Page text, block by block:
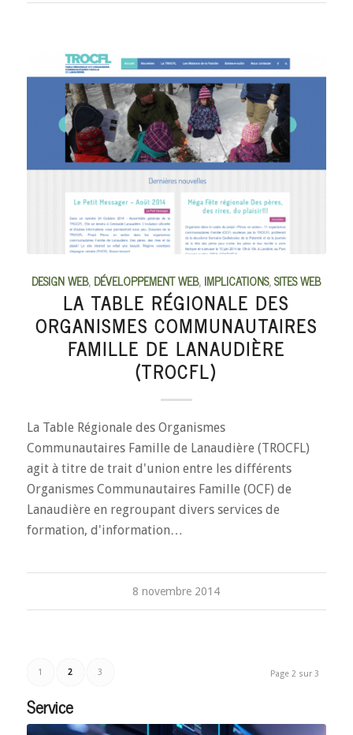
DESIGN WEB, DÉVELOPPEMENT WEB, IMPLICATIONS,SITES WEB
LA TABLE RÉGIONALE DES
ORGANISMES COMMUNAUTAIRES
FAMILLE DE LANAUDIÈRE
(TROCFL)
La Table Régionale des Organismes
Communautaires Famille de Lanaudière (TROCFL)
agit à titre de trait d'union entre les différents
Organismes Communautaires Famille (OCF) de
Lanaudière en regroupant divers services de
formation, d'information…
8 novembre 2014
Page 2 sur 3
1 2 3
Service